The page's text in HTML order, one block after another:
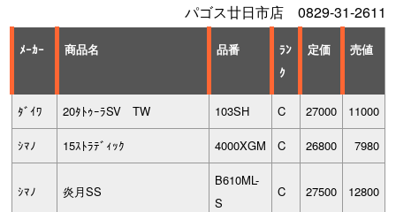
パゴス廿日市店 0829-31-2611
ﾒｰｶｰ 商品名 品番
ﾗﾝ
ｸ
定価 売値
ﾀﾞｲﾜ 20ﾀﾄｩｰﾗSV TW 103SH C 27000 11000
ｼﾏﾉ 15ｽﾄﾗﾃﾞｨｯｸ 4000XGM C 26800 7980
ｼﾏﾉ 炎月SS
B610ML-
S
C 27500 12800